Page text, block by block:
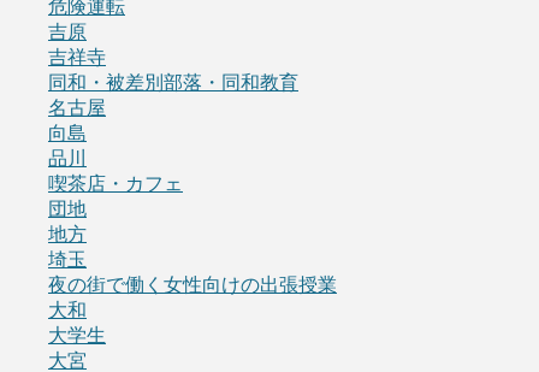
危険運転
吉原
吉祥寺
同和・被差別部落・同和教育
名古屋
向島
品川
喫茶店・カフェ
団地
地方
埼玉
夜の街で働く女性向けの出張授業
大和
大学生
大宮